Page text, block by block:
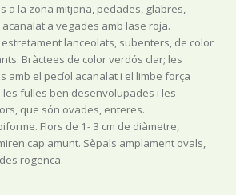
a la zona mitjana, pedades, glabres,
a vegades amb lase roja.
lanceolats, subenters, de color
Bràctees de color verdós clar; les
amb el pecíol acanalat i el limbe força
fulles ben desenvolupades i les
que són ovades, enteres.
Flors de 1- 3 cm de diàmetre,
cap amunt. Sèpals amplament ovals,
rogenca.